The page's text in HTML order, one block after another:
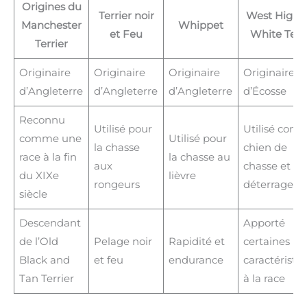
Origines du
Manchester
Terrier
Terrier noir
et Feu
Whippet
West
White
Originaire
d’Angleterre
Originaire
d’Angleterre
Originaire
d’Angleterre
Originaire
d’Écosse
Reconnu
comme une
race à la fin
du XIXe
siècle
Utilisé pour
la chasse
aux
rongeurs
Utilisé pour
la chasse au
lièvre
Utilisé
chien de
chasse et de
déterrage
Descendant
de l’Old
Black and
Tan Terrier
Pelage noir
et feu
Rapidité et
endurance
Apporté
certaines
à la race